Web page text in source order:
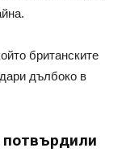
британските
дълбоко в
потвърдили